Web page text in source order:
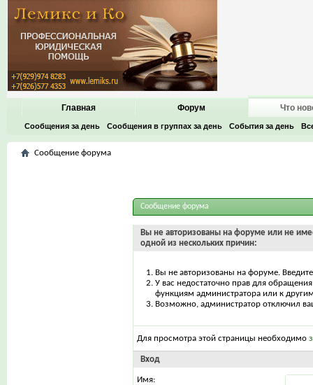
Главная Форум Что
Сообщения за день Сообщения в группах за день События за день
Сообщение форума
Сообщение форума
Вы не авторизованы на форуме или не
одной из нескольких причин:
Вы не авторизованы на форуме.
У вас недостаточно прав для
функциям администратора или к
Возможно, администратор отключил
Для просмотра этой страницы необходимо
Вход
Имя: